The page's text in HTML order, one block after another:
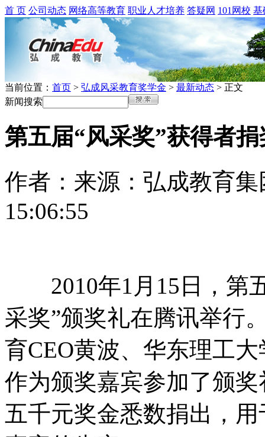
首 页 公司动态 网络高等教育 职业人才培养 答疑网 101网校 基
当前位置： 首页 > 弘成风采教育奖学金 > 最新动态 > 正文
新闻搜索
第五届“风采奖”获得者
作者： 来源：弘成教育集
15:06:55
2010年1月15日，第
采奖”颁奖礼在腾讯举行
育CEO黄波、华东理工
作为颁奖嘉宾参加了颁
五千元奖金悉数捐出，